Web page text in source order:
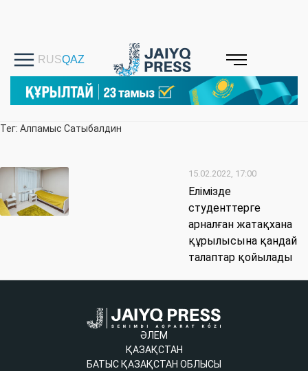
Тег: Алпамыс Сатыбалдин
15.02.2022, 17:00
Елімізде
студенттерге
арналған жатақхана
құрылысына қандай
талаптар қойылады
ӘЛЕМ
ҚАЗАҚСТАН
БАТЫС ҚАЗАҚСТАН ОБЛЫСЫ